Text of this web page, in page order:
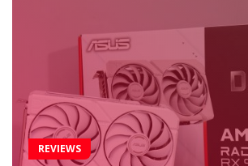
REVIEWS